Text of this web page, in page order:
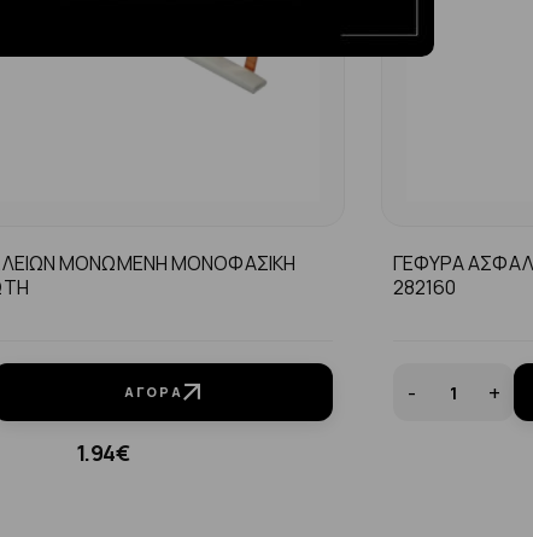
ΜΟΝΩΜΕΝΗ ΜΟΝΟΦΑΣΙΚΗ
ΑΓΟΡΆ
1.94€
ΓΕΦΥΡΑ
282160
- +